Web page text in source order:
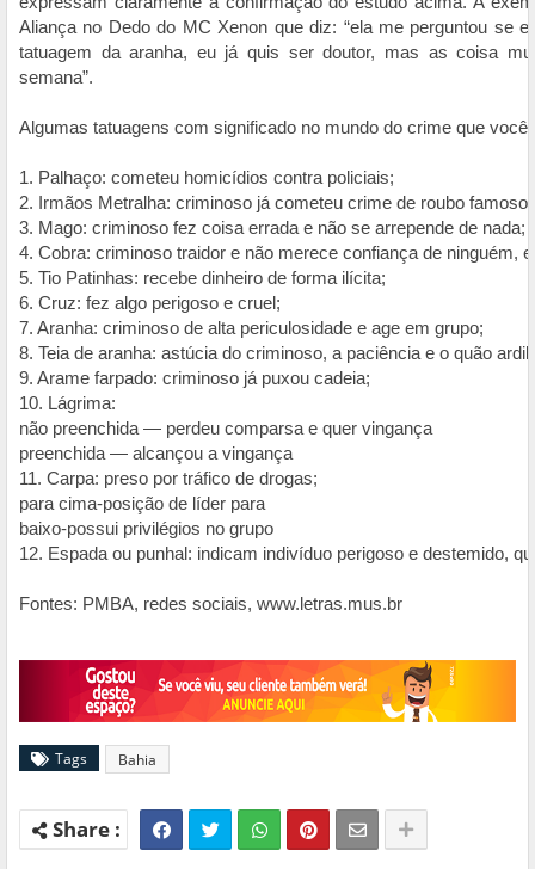
Aliança no Dedo do MC Xenon que diz: “ela me perguntou se
tatuagem da aranha, eu já quis ser doutor, mas as coisa
semana”.
Algumas tatuagens com significado no mundo do crime que você
1. Palhaço: cometeu homicídios contra policiais;
2. Irmãos Metralha: criminoso já cometeu crime de roubo famoso
3. Mago: criminoso fez coisa errada e não se arrepende de nada;
4. Cobra: criminoso traidor e não merece confiança de ninguém,
5. Tio Patinhas: recebe dinheiro de forma ilícita;
6. Cruz: fez algo perigoso e cruel;
7. Aranha: criminoso de alta periculosidade e age em grupo;
8. Teia de aranha: astúcia do criminoso, a paciência e o quão
9. Arame farpado: criminoso já puxou cadeia;
10. Lágrima:
não preenchida — perdeu comparsa e quer vingança
preenchida — alcançou a vingança
11. Carpa: preso por tráfico de drogas;
para cima-posição de líder para
baixo-possui privilégios no grupo
12. Espada ou punhal: indicam indivíduo perigoso e destemido,
Fontes: PMBA, redes sociais, www.letras.mus.br
Tags Bahia